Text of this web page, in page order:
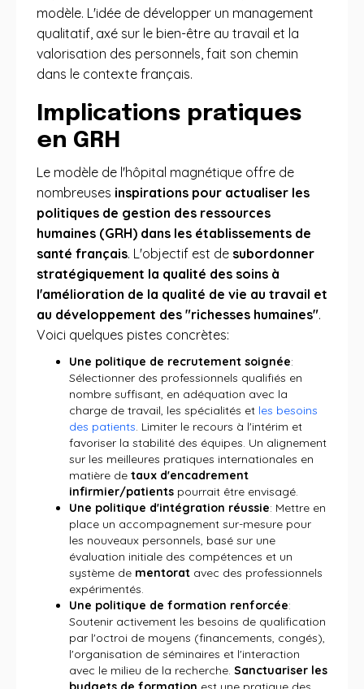
modèle. L'idée de développer un management
qualitatif, axé sur le bien-être au travail et la
valorisation des personnels, fait son chemin
dans le contexte français.
Implications pratiques
en GRH
Le modèle de l'hôpital magnétique offre de
nombreuses inspirations pour actualiser les
politiques de gestion des ressources
humaines (GRH) dans les établissements de
santé français. L'objectif est de subordonner
stratégiquement la qualité des soins à
l'amélioration de la qualité de vie au travail et
au développement des "richesses humaines".
Voici quelques pistes concrètes:
Une politique de recrutement soignée:
Sélectionner des professionnels qualifiés en
nombre suffisant, en adéquation avec la
charge de travail, les spécialités et les besoins
des patients. Limiter le recours à l'intérim et
favoriser la stabilité des équipes. Un alignement
sur les meilleures pratiques internationales en
matière de taux d'encadrement
infirmier/patients pourrait être envisagé.
Une politique d'intégration réussie: Mettre en
place un accompagnement sur-mesure pour
les nouveaux personnels, basé sur une
évaluation initiale des compétences et un
système de mentorat avec des professionnels
expérimentés.
Une politique de formation renforcée:
Soutenir activement les besoins de qualification
par l'octroi de moyens (financements, congés),
l'organisation de séminaires et l'interaction
avec le milieu de la recherche. Sanctuariser les